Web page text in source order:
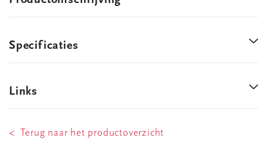
Specificaties
Links
< Terug naar het productoverzicht